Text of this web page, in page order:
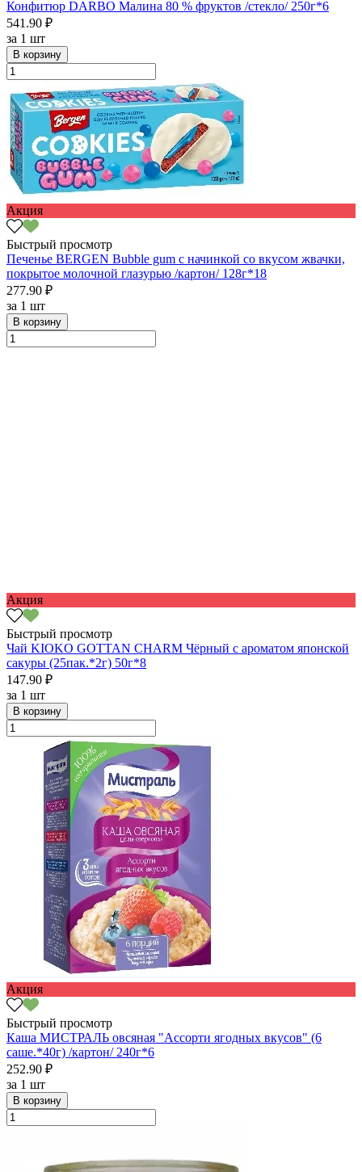
Конфитюр DARBO Малина 80 % фруктов /стекло/ 250г*6
541.90 ₽
за 1 шт
В корзину
Акция
Быстрый просмотр
Печенье BERGEN Bubble gum с начинкой со вкусом жвачки,
покрытое молочной глазурью /картон/ 128г*18
277.90 ₽
за 1 шт
В корзину
Акция
Быстрый просмотр
Чай KIOKO GOTTAN CHARM Чёрный с ароматом японской
сакуры (25пак.*2г) 50г*8
147.90 ₽
за 1 шт
В корзину
Акция
Быстрый просмотр
Каша МИСТРАЛЬ овсяная "Ассорти ягодных вкусов" (6
саше.*40г) /картон/ 240г*6
252.90 ₽
за 1 шт
В корзину